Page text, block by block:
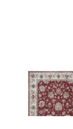
Covor rezistent
05 - Red, Ivory,
poliester, 80 x
256 lei